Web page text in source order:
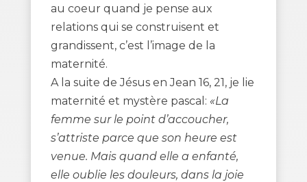
au coeur quand je pense aux
relations qui se construisent et
grandissent, c’est l’image de la
maternité.
A la suite de Jésus en Jean 16, 21, je lie
maternité et mystère pascal: «La
femme sur le point d’accoucher,
s’attriste parce que son heure est
venue. Mais quand elle a enfanté,
elle oublie les douleurs, dans la joie